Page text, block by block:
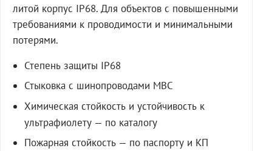
литой корпус IP68. Для объектов с повышенными
требованиями к проводимости и минимальными
потерями.
Степень защиты IP68
Стыковка с шинопроводами МВС
Химическая стойкость и устойчивость к
ультрафиолету — по каталогу
Пожарная стойкость — по паспорту и КП